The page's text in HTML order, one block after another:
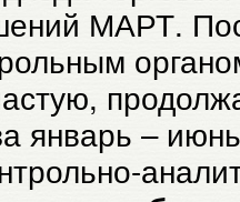
МАРТ.
январь –